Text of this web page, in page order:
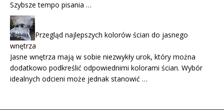
Szybsze tempo pisania …
Przegląd najlepszych kolorów ścian do jasnego
wnętrza
Jasne wnętrza mają w sobie niezwykły urok, który można
dodatkowo podkreślić odpowiednimi kolorami ścian. Wybór
idealnych odcieni może jednak stanowić …